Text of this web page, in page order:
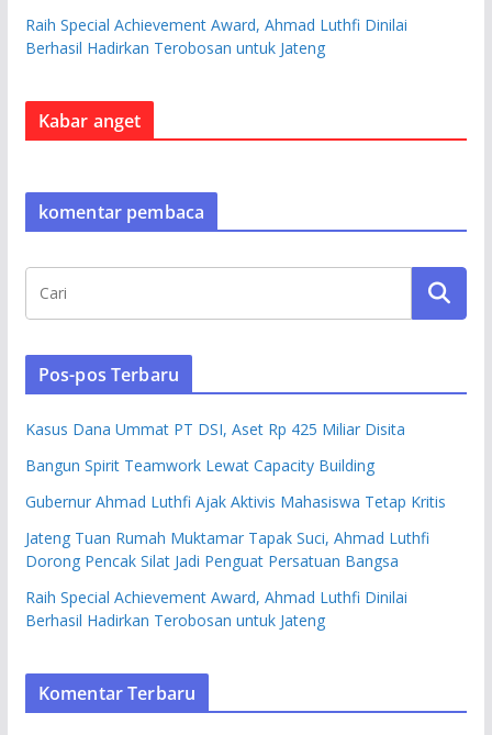
Raih Special Achievement Award, Ahmad Luthfi Dinilai
Berhasil Hadirkan Terobosan untuk Jateng
Kabar anget
komentar pembaca
Pos-pos Terbaru
Kasus Dana Ummat PT DSI, Aset Rp 425 Miliar Disita
Bangun Spirit Teamwork Lewat Capacity Building
Gubernur Ahmad Luthfi Ajak Aktivis Mahasiswa Tetap Kritis
Jateng Tuan Rumah Muktamar Tapak Suci, Ahmad Luthfi
Dorong Pencak Silat Jadi Penguat Persatuan Bangsa
Raih Special Achievement Award, Ahmad Luthfi Dinilai
Berhasil Hadirkan Terobosan untuk Jateng
Komentar Terbaru